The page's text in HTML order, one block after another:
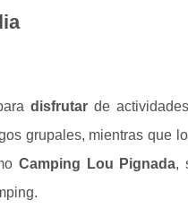
disfrutarde
grupales, mientras que
Camping Lou Pignada,